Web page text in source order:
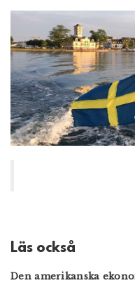
Läs också
Den amerikanska